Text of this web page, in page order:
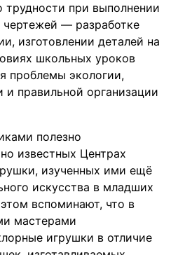
трудности при выполнении
— разработке
изготовлении деталей на
школьных уроков
проблемы экологии,
правильной организации
полезно
известных Центрах
изученных ими ещё
искусства в младших
вспоминают, что в
мастерами
игрушки в отличие